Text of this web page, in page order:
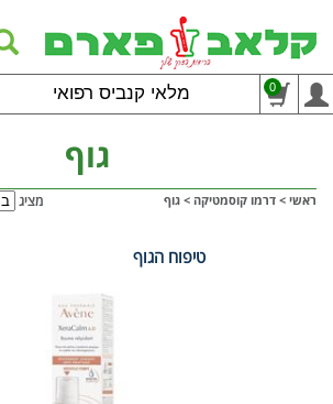
נגישות
אתר
המרכזי
מלאי קנביס רפואי 0
גוף
ראשי > דרמו קוסמטיקה > גוף מציג
טיפוח הגוף